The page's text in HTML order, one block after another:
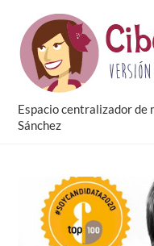
content
Espacio centralizador
Sánchez